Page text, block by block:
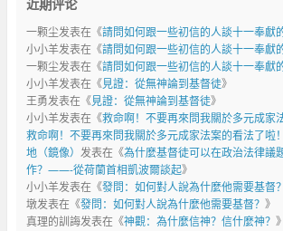
近期评论
一颗尘发表在《請問如何跟一些初信的人談十一奉獻
小小羊发表在《請問如何跟一些初信的人談十一奉獻
一颗尘发表在《請問如何跟一些初信的人談十一奉獻
小小羊发表在《見證：從無神論到基督徒》
王勇发表在《見證：從無神論到基督徒》
小小羊发表在《救命啊！不要再來問我關於多元成家
救命啊！不要再來問我關於多元成家法案的看法了啦
地（鏡像） 发表在《為什麼基督徒可以在政治法律議
作？——-從荷蘭首相凱波爾談起》
小小羊发表在《發問：如何對人說為什麼他需要基督？
墩发表在《發問：如何對人說為什麼他需要基督？ 》
真理的訓誨发表在《神觀：為什麼信神？信什麼神？ 》